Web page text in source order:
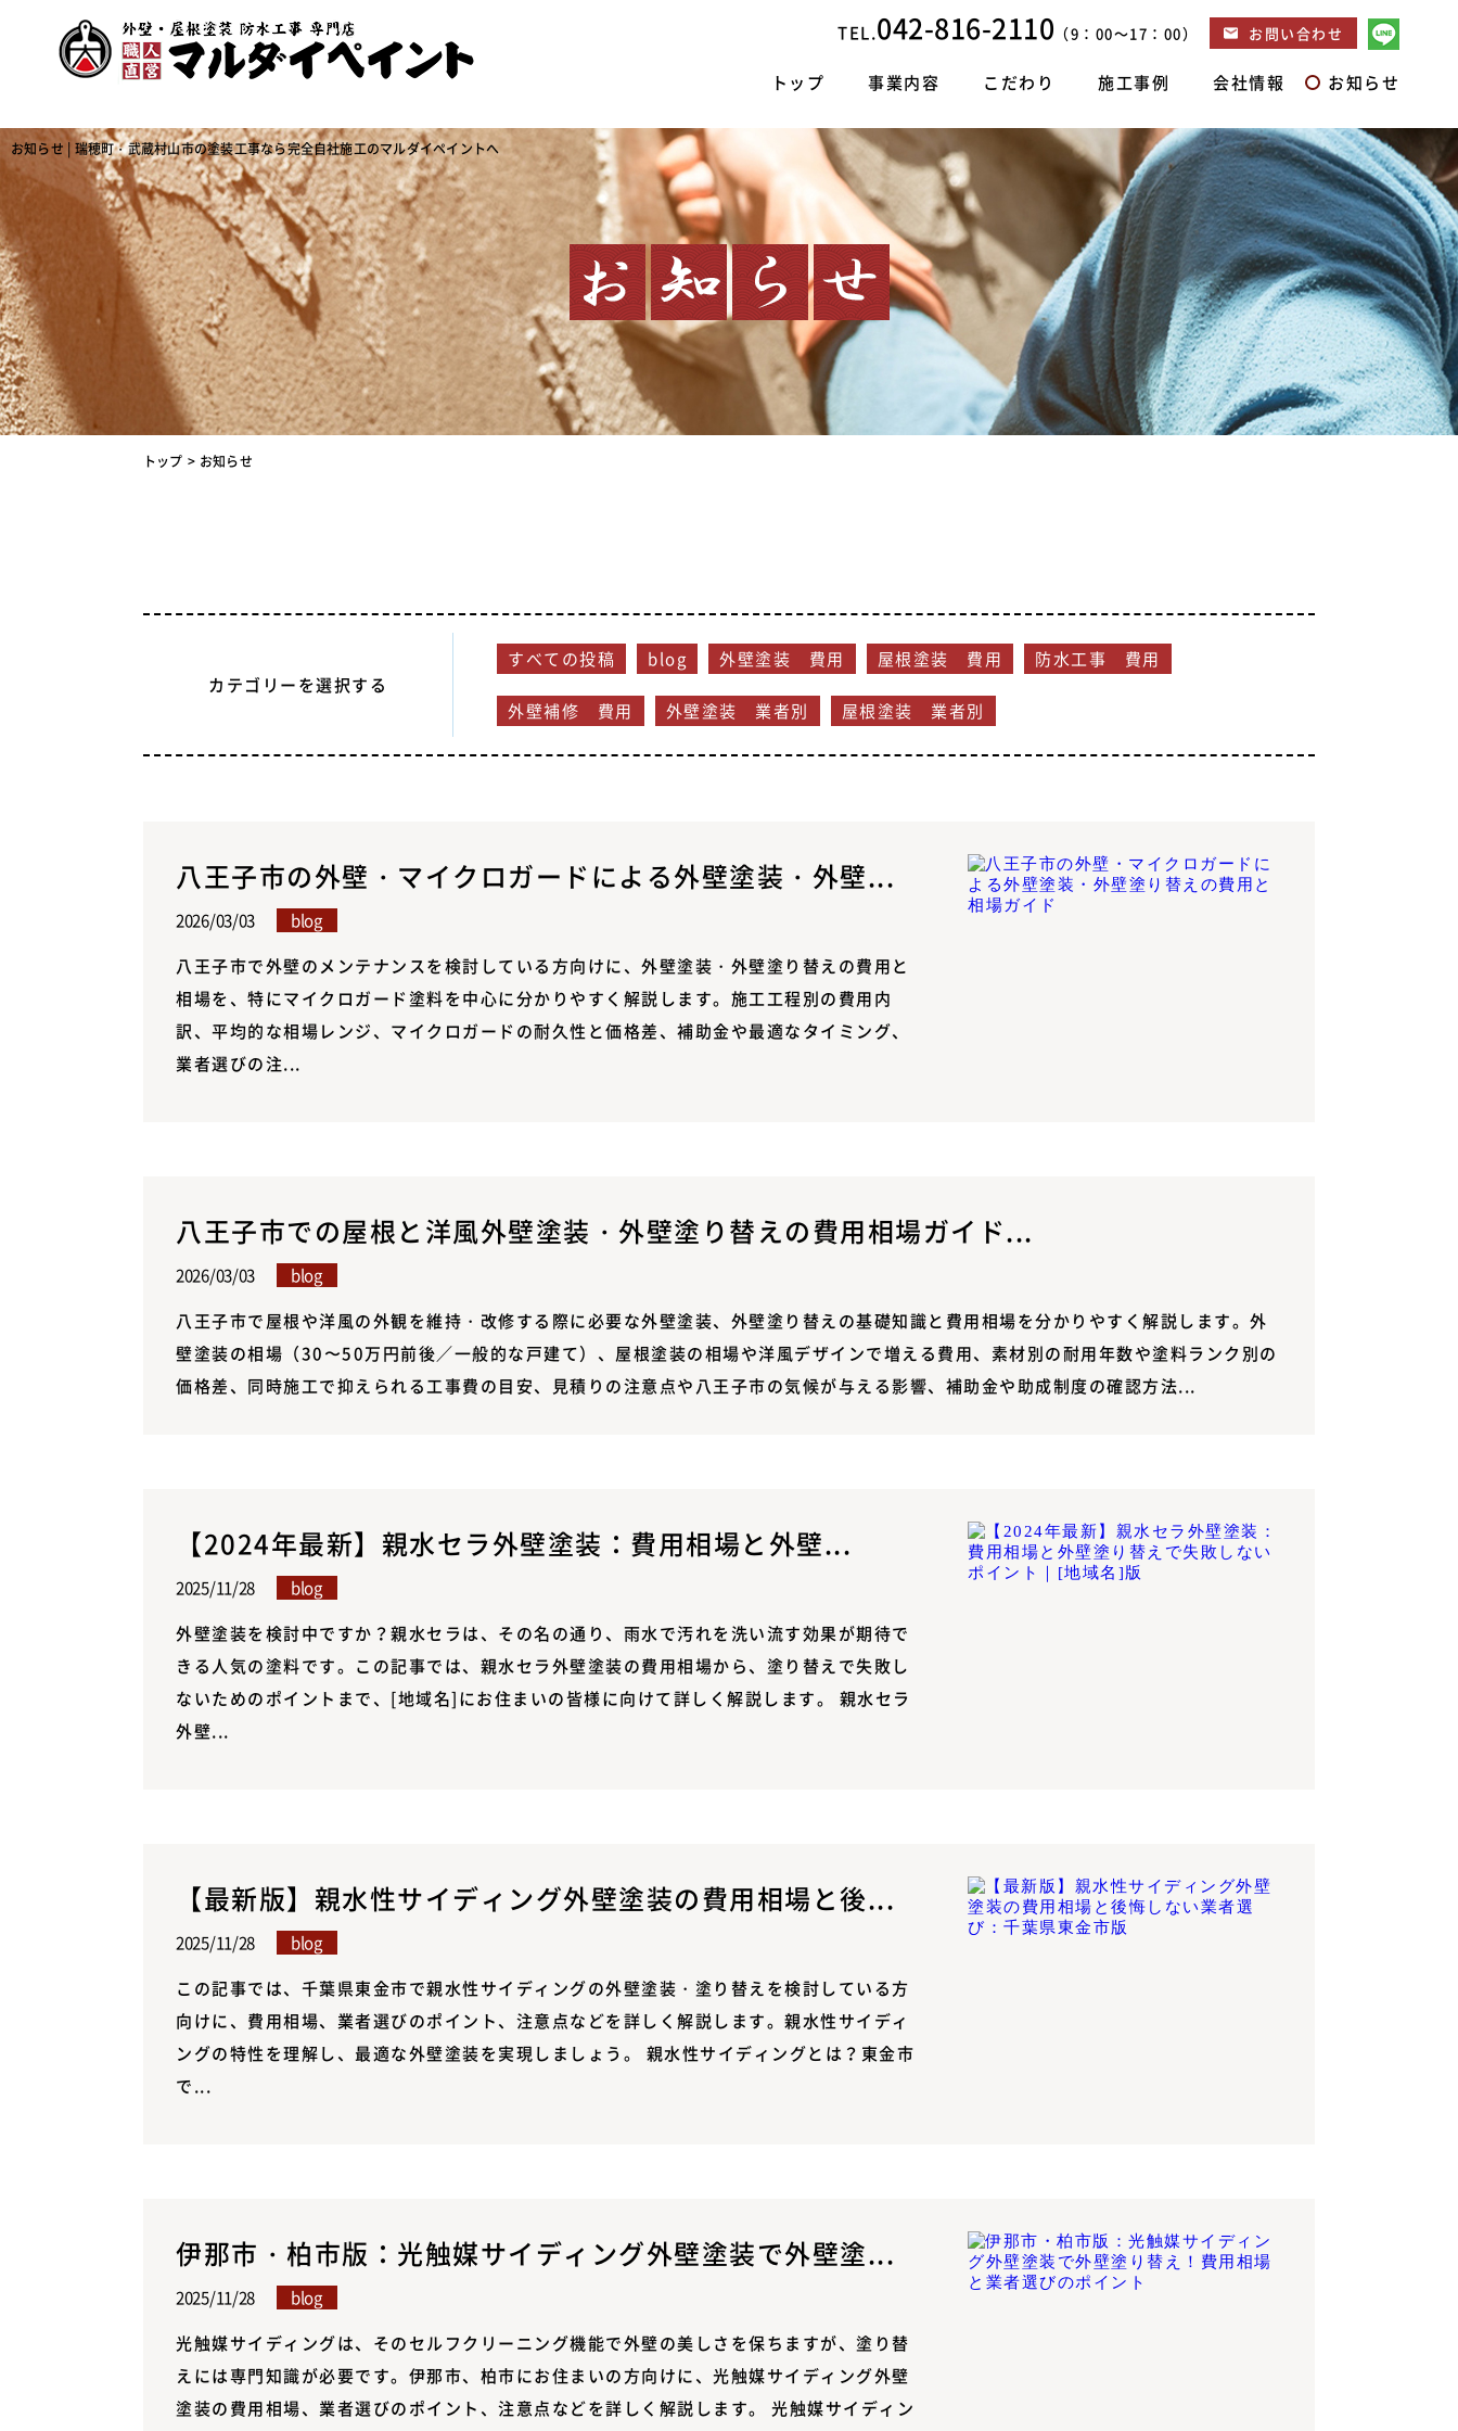
TEL.042-816-2110 （9：00～17：00） お問い合わせ
トップ 事業内容 こだわり 施工事例 会社情報 お知らせ
お知らせ | 瑞穂町・武蔵村山市の塗装工事なら完全自社施工のマルダイペイントへ
トップ お知らせ
カテゴリーを選択する
すべての投稿 blog 外壁塗装 費用 屋根塗装 費用 防水工事 費用
外壁補修 費用 外壁塗装 業者別 屋根塗装 業者別
八王子市の外壁・マイクロガードによる外壁塗装・外壁...
2026/03/03
blog
八王子市で外壁のメンテナンスを検討している方向けに、外壁塗装・外壁塗り替えの費用と
相場を、特にマイクロガード塗料を中心に分かりやすく解説します。施工工程別の費用内
訳、平均的な相場レンジ、マイクロガードの耐久性と価格差、補助金や最適なタイミング、
業者選びの注...
八王子市での屋根と洋風外壁塗装・外壁塗り替えの費用相場ガイド...
2026/03/03
blog
八王子市で屋根や洋風の外観を維持・改修する際に必要な外壁塗装、外壁塗り替えの基礎知識と費用相場を分かりやすく解説します。外
壁塗装の相場（30〜50万円前後／一般的な戸建て）、屋根塗装の相場や洋風デザインで増える費用、素材別の耐用年数や塗料ランク別の
価格差、同時施工で抑えられる工事費の目安、見積りの注意点や八王子市の気候が与える影響、補助金や助成制度の確認方法...
【2024年最新】親水セラ外壁塗装：費用相場と外壁...
2025/11/28
blog
外壁塗装を検討中ですか？親水セラは、その名の通り、雨水で汚れを洗い流す効果が期待で
きる人気の塗料です。この記事では、親水セラ外壁塗装の費用相場から、塗り替えで失敗し
ないためのポイントまで、[地域名]にお住まいの皆様に向けて詳しく解説します。 親水セラ
外壁...
【最新版】親水性サイディング外壁塗装の費用相場と後...
2025/11/28
blog
この記事では、千葉県東金市で親水性サイディングの外壁塗装・塗り替えを検討している方
向けに、費用相場、業者選びのポイント、注意点などを詳しく解説します。親水性サイディ
ングの特性を理解し、最適な外壁塗装を実現しましょう。 親水性サイディングとは？東金市
で...
伊那市・柏市版：光触媒サイディング外壁塗装で外壁塗...
2025/11/28
blog
光触媒サイディングは、そのセルフクリーニング機能で外壁の美しさを保ちますが、塗り替
えには専門知識が必要です。伊那市、柏市にお住まいの方向けに、光触媒サイディング外壁
塗装の費用相場、業者選びのポイント、注意点などを詳しく解説します。 光触媒サイディン